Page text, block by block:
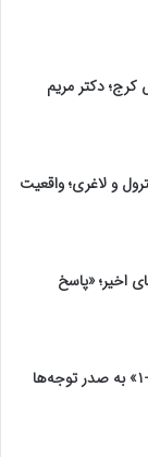
کرج؛ دکتر مریم
و لاغری؛ واقعیت
اخیر؛ «پاسخ
ابرو یاشار با پروژه آکوستیک «۶+۱» به صدر توجه‌ها